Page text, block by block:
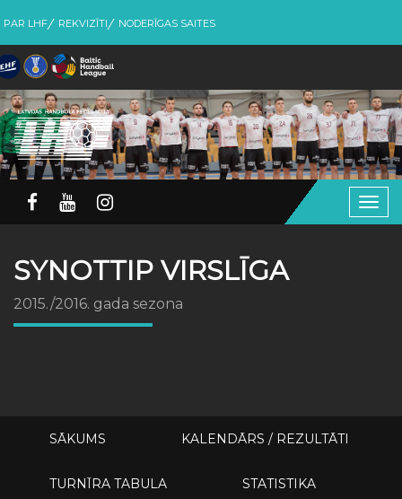
PAR LHF REKVIZĪTI NODERĪGAS SAITES
SYNOTTIP VIRSLĪGA
2015./2016. gada sezona
SĀKUMS KALENDĀRS / REZULTĀTI
TURNĪRA TABULA STATISTIKA